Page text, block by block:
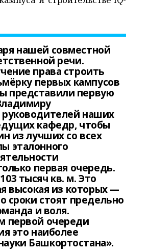
нашей совместной
речи.
права строить
первых кампусов
представили первую
руководителей наших
кафедр, чтобы
из лучших со всех
эталонного
первая очередь.
тысяч кв. м. Это
высокая из которых —
сроки стоят предельно
и воля.
первой очереди
это наиболее
Башкортостана».